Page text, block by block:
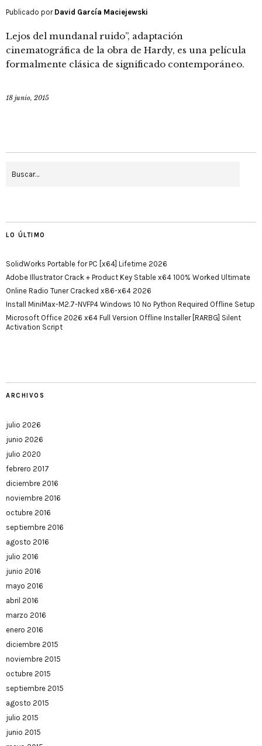
Publicado por David García Maciejewski
Lejos del mundanal ruido”, adaptación
cinematográfica de la obra de Hardy, es una película
formalmente clásica de significado contemporáneo.
18 junio, 2015
LO ÚLTIMO
SolidWorks Portable for PC [x64] Lifetime 2026
Adobe Illustrator Crack + Product Key Stable x64 100% Worked Ultimate
Online Radio Tuner Cracked x86-x64 2026
Install MiniMax-M2.7-NVFP4 Windows 10 No Python Required Offline Setup
Microsoft Office 2026 x64 Full Version Offline Installer [RARBG] Silent
Activation Script
ARCHIVOS
julio 2026
junio 2026
julio 2020
febrero 2017
diciembre 2016
noviembre 2016
octubre 2016
septiembre 2016
agosto 2016
julio 2016
junio 2016
mayo 2016
abril 2016
marzo 2016
enero 2016
diciembre 2015
noviembre 2015
octubre 2015
septiembre 2015
agosto 2015
julio 2015
junio 2015